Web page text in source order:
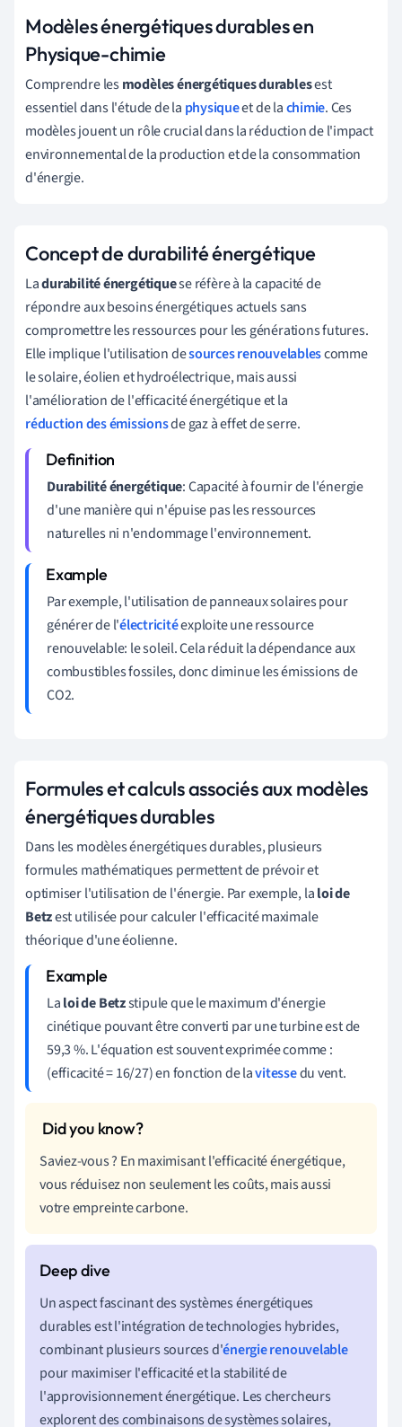
Modèles énergétiques durables en
Physique-chimie
Comprendre lesmodèles énergétiques durablesest
essentiel dans l'étude de la physiqueet de lachimie. Ces
modèles jouent un rôle crucial dans la réduction de l'impact
environnemental de la production et de la consommation
d'énergie.
Concept de durabilité énergétique
Ladurabilité énergétiquese réfère à la capacité de
répondre aux besoins énergétiques actuels sans
compromettre les ressources pour les générations futures.
Elle implique l'utilisation desources renouvelablescomme
le solaire, éolien et hydroélectrique, mais aussi
l'amélioration de l'efficacité énergétique et la
réduction des émissionsde gaz à effet de serre.
Durabilité énergétique: Capacité à fournir de l'énergie
d'une manière qui n'épuise pas les ressources
naturelles ni n'endommage l'environnement.
Par exemple, l'utilisation de panneaux solaires pour
générer de l'électricitéexploite une ressource
renouvelable: le soleil. Cela réduit la dépendance aux
combustibles fossiles, donc diminue les émissions de
CO2.
Formules et calculs associés aux modèles
énergétiques durables
Dans les modèles énergétiques durables, plusieurs
formules mathématiques permettent de prévoir et
optimiser l'utilisation de l'énergie. Par exemple, laloi de
Betzest utilisée pour calculer l'efficacité maximale
théorique d'une éolienne.
Laloi de Betzstipule que le maximum d'énergie
cinétique pouvant être converti par une turbine est de
59,3 %. L'équation est souvent exprimée comme :
(efficacité = 16/27) en fonction de lavitessedu vent.
Saviez-vous ? En maximisant l'efficacité énergétique,
vous réduisez non seulement les coûts, mais aussi
votre empreinte carbone.
Un aspect fascinant des systèmes énergétiques
durables est l'intégration de technologies hybrides,
combinant plusieurs sources d'énergie renouvelable
pour maximiser l'efficacité et la stabilité de
l'approvisionnement énergétique. Les chercheurs
explorent des combinaisons de systèmes solaires,